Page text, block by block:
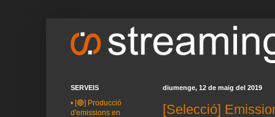
diumenge, 12 de maig del 2019
[Selecció]
SERVEIS
• [🔴] Producció
d'emissions en